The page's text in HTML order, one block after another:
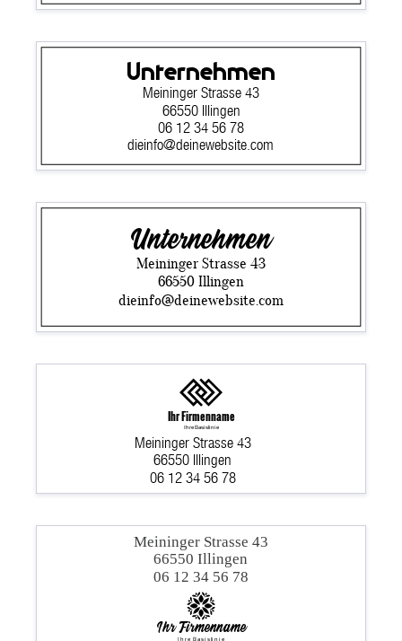
06 12 34 56 78
dieinfo@deinewebsite.com
Meininger Strasse 43
66550 Illingen
Unternehmen
dieinfo@deinewebsite.com
Meininger Strasse 43
Unternehmen
66550 Illingen
06 12 34 56 78
Meininger Strasse 43
66550 Illingen
Ihr Firmenname
Ihre Basislinie
06 12 34 56 78
Meininger Strasse 43
66550 Illingen
Ihr Firmenname
Ihre Basislinie